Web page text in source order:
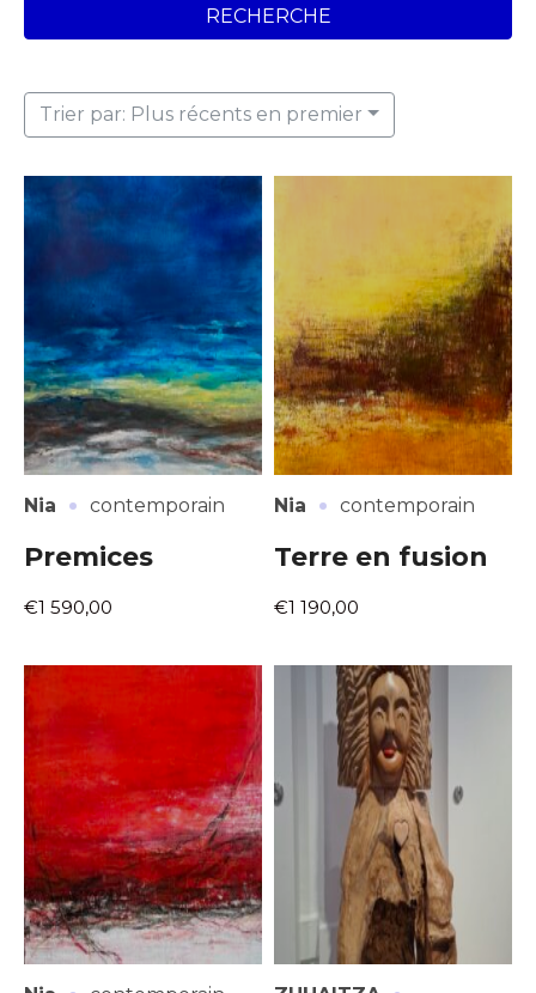
RECHERCHE
Trier par: Plus récents en premier
Nia · contemporain
Premices
€1 590,00
Nia · contemporain
Terre en fusion
€1 190,00